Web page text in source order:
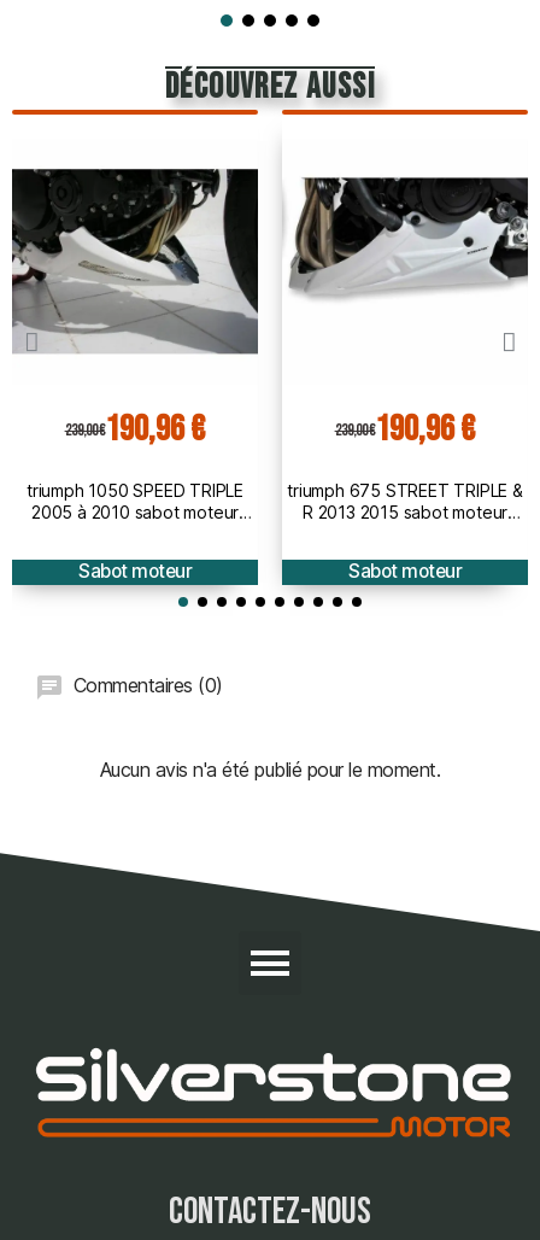
découvrez aussi
239,00 €190,96 €
triumph 1050 SPEED TRIPLE
2005 à 2010 sabot moteur
Sabot moteur
239,00 €190,96 €
triumph 675 STREET TRIPLE &
R 2013 2015 sabot moteur
Sabot moteur
Commentaires (0)
Aucun avis n'a été publié pour le moment.
contactez-nous